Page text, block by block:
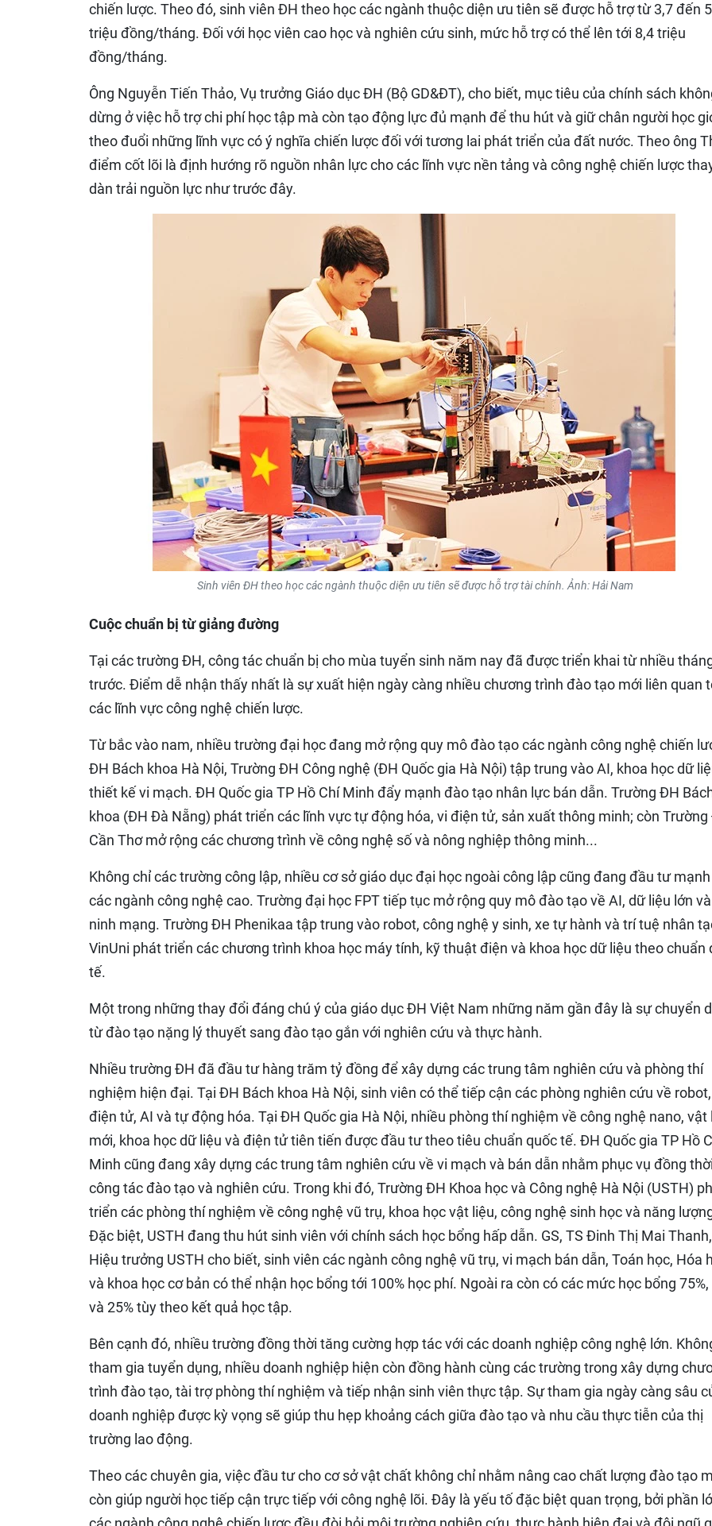
chiến lược. Theo đó, sinh viên ĐH theo học các ngành thuộc diện ưu tiên sẽ được hỗ trợ từ 3,7 đến
triệu đồng/tháng. Đối với học viên cao học và nghiên cứu sinh, mức hỗ trợ có thể lên tới 8,4 triệu
đồng/tháng.
Ông Nguyễn Tiến Thảo, Vụ trưởng Giáo dục ĐH (Bộ GD&ĐT), cho biết, mục tiêu của chính sách
dừng ở việc hỗ trợ chi phí học tập mà còn tạo động lực đủ mạnh để thu hút và giữ chân người học
theo đuổi những lĩnh vực có ý nghĩa chiến lược đối với tương lai phát triển của đất nước. Theo ông
điểm cốt lõi là định hướng rõ nguồn nhân lực cho các lĩnh vực nền tảng và công nghệ chiến lược
dàn trải nguồn lực như trước đây.
Sinh viên ĐH theo học các ngành thuộc diện ưu tiên sẽ được hỗ trợ tài chính. Ảnh: Hải Nam
Cuộc chuẩn bị từ giảng đường
Tại các trường ĐH, công tác chuẩn bị cho mùa tuyển sinh năm nay đã được triển khai từ nhiều
trước. Điểm dễ nhận thấy nhất là sự xuất hiện ngày càng nhiều chương trình đào tạo mới liên quan
các lĩnh vực công nghệ chiến lược.
Từ bắc vào nam, nhiều trường đại học đang mở rộng quy mô đào tạo các ngành công nghệ chiến
ĐH Bách khoa Hà Nội, Trường ĐH Công nghệ (ĐH Quốc gia Hà Nội) tập trung vào AI, khoa học dữ
thiết kế vi mạch. ĐH Quốc gia TP Hồ Chí Minh đẩy mạnh đào tạo nhân lực bán dẫn. Trường ĐH
khoa (ĐH Đà Nẵng) phát triển các lĩnh vực tự động hóa, vi điện tử, sản xuất thông minh; còn Trường
Cần Thơ mở rộng các chương trình về công nghệ số và nông nghiệp thông minh...
Không chỉ các trường công lập, nhiều cơ sở giáo dục đại học ngoài công lập cũng đang đầu tư
các ngành công nghệ cao. Trường đại học FPT tiếp tục mở rộng quy mô đào tạo về AI, dữ liệu lớn
ninh mạng. Trường ĐH Phenikaa tập trung vào robot, công nghệ y sinh, xe tự hành và trí tuệ nhân
VinUni phát triển các chương trình khoa học máy tính, kỹ thuật điện và khoa học dữ liệu theo chuẩn
tế.
Một trong những thay đổi đáng chú ý của giáo dục ĐH Việt Nam những năm gần đây là sự chuyển
từ đào tạo nặng lý thuyết sang đào tạo gắn với nghiên cứu và thực hành.
Nhiều trường ĐH đã đầu tư hàng trăm tỷ đồng để xây dựng các trung tâm nghiên cứu và phòng thí
nghiệm hiện đại. Tại ĐH Bách khoa Hà Nội, sinh viên có thể tiếp cận các phòng nghiên cứu về
điện tử, AI và tự động hóa. Tại ĐH Quốc gia Hà Nội, nhiều phòng thí nghiệm về công nghệ nano, vật
mới, khoa học dữ liệu và điện tử tiên tiến được đầu tư theo tiêu chuẩn quốc tế. ĐH Quốc gia TP Hồ
Minh cũng đang xây dựng các trung tâm nghiên cứu về vi mạch và bán dẫn nhằm phục vụ đồng thời
công tác đào tạo và nghiên cứu. Trong khi đó, Trường ĐH Khoa học và Công nghệ Hà Nội (USTH)
triển các phòng thí nghiệm về công nghệ vũ trụ, khoa học vật liệu, công nghệ sinh học và năng
Đặc biệt, USTH đang thu hút sinh viên với chính sách học bổng hấp dẫn. GS, TS Đinh Thị Mai Thanh,
Hiệu trưởng USTH cho biết, sinh viên các ngành công nghệ vũ trụ, vi mạch bán dẫn, Toán học, Hóa
và khoa học cơ bản có thể nhận học bổng tới 100% học phí. Ngoài ra còn có các mức học bổng 75%,
và 25% tùy theo kết quả học tập.
Bên cạnh đó, nhiều trường đồng thời tăng cường hợp tác với các doanh nghiệp công nghệ lớn.
tham gia tuyển dụng, nhiều doanh nghiệp hiện còn đồng hành cùng các trường trong xây dựng
trình đào tạo, tài trợ phòng thí nghiệm và tiếp nhận sinh viên thực tập. Sự tham gia ngày càng sâu
doanh nghiệp được kỳ vọng sẽ giúp thu hẹp khoảng cách giữa đào tạo và nhu cầu thực tiễn của thị
trường lao động.
Theo các chuyên gia, việc đầu tư cho cơ sở vật chất không chỉ nhằm nâng cao chất lượng đào tạo
còn giúp người học tiếp cận trực tiếp với công nghệ lõi. Đây là yếu tố đặc biệt quan trọng, bởi phần